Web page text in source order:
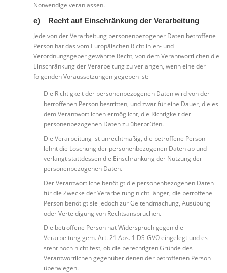
Notwendige veranlassen.
e) Recht auf Einschränkung der Verarbeitung
Jede von der Verarbeitung personenbezogener Daten betroffene
Person hat das vom Europäischen Richtlinien- und
Verordnungsgeber gewährte Recht, von dem Verantwortlichen die
Einschränkung der Verarbeitung zu verlangen, wenn eine der
folgenden Voraussetzungen gegeben ist:
Die Richtigkeit der personenbezogenen Daten wird von der
betroffenen Person bestritten, und zwar für eine Dauer, die es
dem Verantwortlichen ermöglicht, die Richtigkeit der
personenbezogenen Daten zu überprüfen.
Die Verarbeitung ist unrechtmäßig, die betroffene Person
lehnt die Löschung der personenbezogenen Daten ab und
verlangt stattdessen die Einschränkung der Nutzung der
personenbezogenen Daten.
Der Verantwortliche benötigt die personenbezogenen Daten
für die Zwecke der Verarbeitung nicht länger, die betroffene
Person benötigt sie jedoch zur Geltendmachung, Ausübung
oder Verteidigung von Rechtsansprüchen.
Die betroffene Person hat Widerspruch gegen die
Verarbeitung gem. Art. 21 Abs. 1 DS-GVO eingelegt und es
steht noch nicht fest, ob die berechtigten Gründe des
Verantwortlichen gegenüber denen der betroffenen Person
überwiegen.